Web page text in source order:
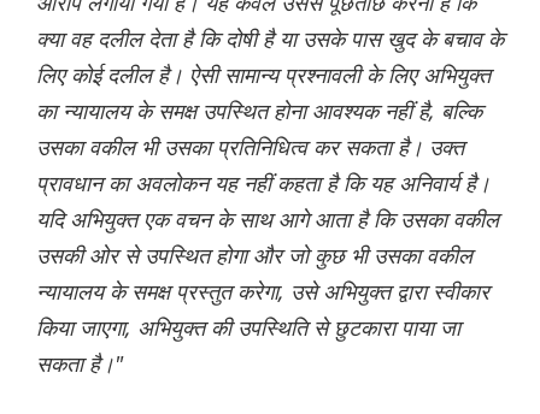
क्या वह दलील देता है कि दोषी है या उसके पास खुद के बचाव के
लिए कोई दलील है। ऐसी सामान्य प्रश्नावली के लिए अभियुक्त
का न्यायालय के समक्ष उपस्थित होना आवश्यक नहीं है, बल्कि
उसका वकील भी उसका प्रतिनिधित्व कर सकता है। उक्त
प्रावधान का अवलोकन यह नहीं कहता है कि यह अनिवार्य है।
यदि अभियुक्त एक वचन के साथ आगे आता है कि उसका वकील
उसकी ओर से उपस्थित होगा और जो कुछ भी उसका वकील
न्यायालय के समक्ष प्रस्तुत करेगा, उसे अभियुक्त द्वारा स्वीकार
किया जाएगा, अभियुक्त की उपस्थिति से छुटकारा पाया जा
सकता है।"